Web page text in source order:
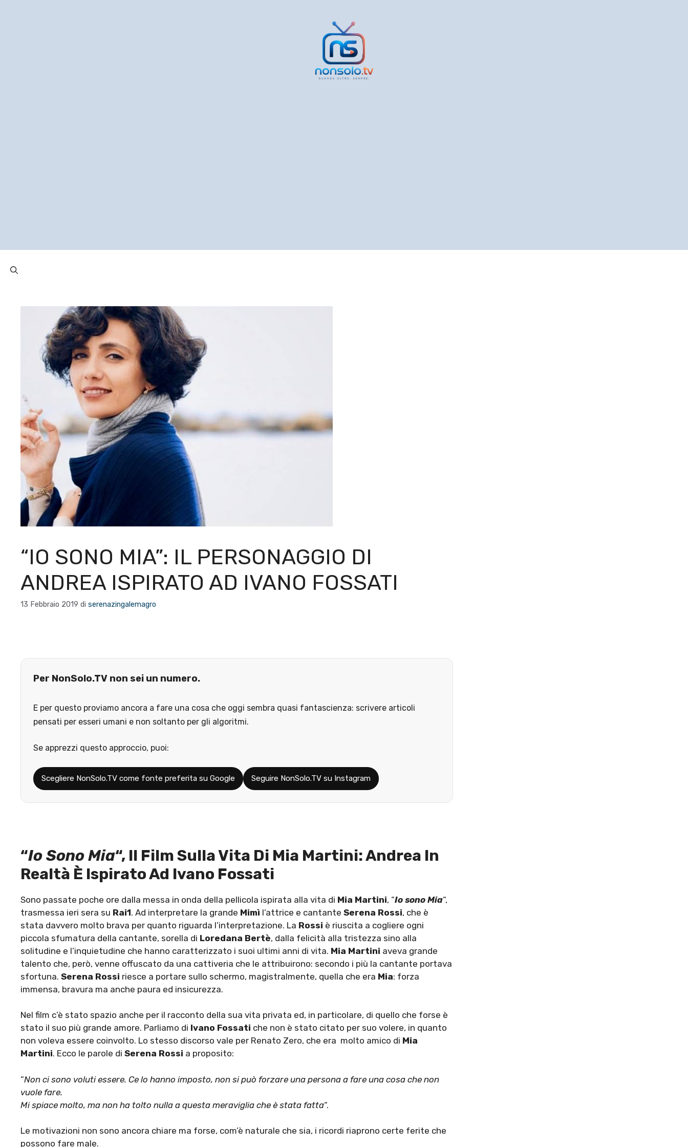
“IO SONO MIA”: IL PERSONAGGIO DI
ANDREA ISPIRATO AD IVANO FOSSATI
13 Febbraio 2019 di serenazingalemagro
Per NonSolo.TV non sei un numero.
E per questo proviamo ancora a fare una cosa che oggi sembra quasi fantascienza: scrivere articoli
pensati per esseri umani e non soltanto per gli algoritmi.
Se apprezzi questo approccio, puoi:
Scegliere NonSolo.TV come fonte preferita su Google Seguire NonSolo.TV su Instagram
“Io Sono Mia“, Il Film Sulla Vita Di Mia Martini: Andrea In
Realtà È Ispirato Ad Ivano Fossati
Sono passate poche ore dalla messa in onda della pellicola ispirata alla vita di Mia Martini, “Io sono Mia“,
trasmessa ieri sera su Rai1. Ad interpretare la grande Mimì l’attrice e cantante Serena Rossi, che è
stata davvero molto brava per quanto riguarda l’interpretazione. La Rossi è riuscita a cogliere ogni
piccola sfumatura della cantante, sorella di Loredana Bertè, dalla felicità alla tristezza sino alla
solitudine e l’inquietudine che hanno caratterizzato i suoi ultimi anni di vita. Mia Martini aveva grande
talento che, però, venne offuscato da una cattiveria che le attribuirono: secondo i più la cantante portava
sfortuna. Serena Rossi riesce a portare sullo schermo, magistralmente, quella che era Mia: forza
immensa, bravura ma anche paura ed insicurezza.
Nel film c’è stato spazio anche per il racconto della sua vita privata ed, in particolare, di quello che forse è
stato il suo più grande amore. Parliamo di Ivano Fossati che non è stato citato per suo volere, in quanto
non voleva essere coinvolto. Lo stesso discorso vale per Renato Zero, che era molto amico di Mia
Martini. Ecco le parole di Serena Rossi a proposito:
“Non ci sono voluti essere. Ce lo hanno imposto, non si può forzare una persona a fare una cosa che non
vuole fare.
Mi spiace molto, ma non ha tolto nulla a questa meraviglia che è stata fatta“.
Le motivazioni non sono ancora chiare ma forse, com’è naturale che sia, i ricordi riaprono certe ferite che
possono fare male.